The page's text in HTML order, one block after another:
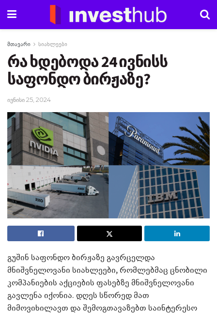
მთავარი სიახლეები
რა ხდებოდა 24 ივნისს
საფონდო ბირჟაზე?
ივნისი 25, 2024
გუშინ საფონდო ბირჟაზე გავრცელდა
მნიშვნელოვანი სიახლეები, რომლებმაც ცნობილი
კომპანიების აქციების ფასებზე მნიშვნელოვანი
გავლენა იქონია. დღეს სწორედ მათ
მიმოვიხილავთ და შემოგთავაზებთ საინტერესო